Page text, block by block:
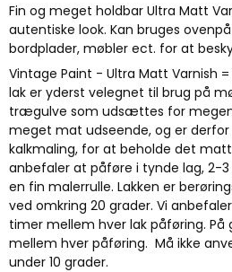
Fin og meget holdbar Ultra Matt
autentiske look. Kan bruges
bordplader, møbler ect. for at
Vintage Paint - Ultra Matt Varnish
lak er yderst velegnet til brug på
trægulve som udsættes for megen
meget mat udseende, og er
kalkmaling, for at beholde det
anbefaler at påføre i tynde lag, 2-
en fin malerrulle. Lakken er
ved omkring 20 grader. Vi
timer mellem hver lak påføring. På
mellem hver påføring. Må ikke
under 10 grader.